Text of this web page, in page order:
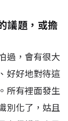
議題，或擔
過，會有很大
好好地對待這
所有裡面發生
別化了，姑且